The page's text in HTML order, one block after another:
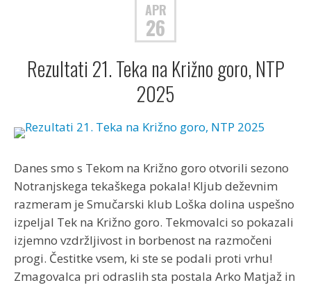
APR
26
Rezultati 21. Teka na Križno goro, NTP
2025
Danes smo s Tekom na Križno goro otvorili sezono
Notranjskega tekaškega pokala! Kljub deževnim
razmeram je Smučarski klub Loška dolina uspešno
izpeljal Tek na Križno goro. Tekmovalci so pokazali
izjemno vzdržljivost in borbenost na razmočeni
progi. Čestitke vsem, ki ste se podali proti vrhu!
Zmagovalca pri odraslih sta postala Arko Matjaž in